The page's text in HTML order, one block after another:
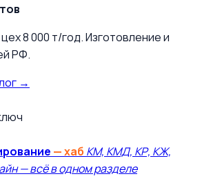
8 000 т/год. Изготовление и
РФ.
→
— хаб КМ, КМД, КР, КЖ,
— всё в одном разделе